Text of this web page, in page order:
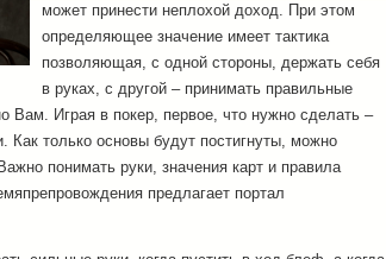
может принести неплохой доход. При этом
определяющее значение имеет тактика
позволяющая, с одной стороны, держать себя
в руках, с другой – принимать правильные
Вам. Играя в покер, первое, что нужно сделать –
Как только основы будут постигнуты, можно
понимать руки, значения карт и правила
предлагает портал